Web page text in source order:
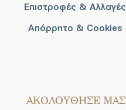
Επιστροφές & Αλλαγές
Απόρρητο & Cookies
AΚΟΛΟΥΘΗΣΕ ΜΑΣ